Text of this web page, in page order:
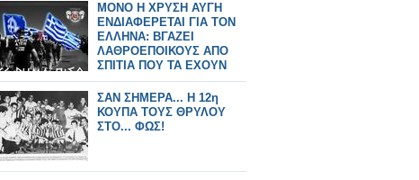
ΜΟΝΟ Η ΧΡΥΣΗ ΑΥΓΗ
ΕΝΔΙΑΦΕΡΕΤΑΙ ΓΙΑ ΤΟΝ
ΕΛΛΗΝΑ: ΒΓΑΖΕΙ
ΛΑΘΡΟΕΠΟΙΚΟΥΣ ΑΠΟ
ΣΠΙΤΙΑ ΠΟΥ ΤΑ ΕΧΟΥΝ
ΚΑΤΑΛΑΒΕΙ ΜΕ ΤΟ ΕΤΣΙ
ΘΕΛΩ ΣΤΗ ΚΡΗΤΗ!
ΣΑΝ ΣΗΜΕΡΑ... Η 12η
ΚΟΥΠΑ ΤΟΥΣ ΘΡΥΛΟΥ
ΣΤΟ... ΦΩΣ!